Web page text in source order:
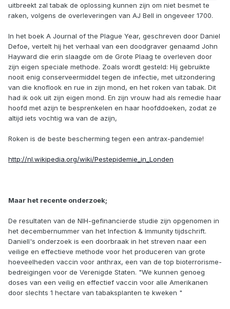
uitbreekt zal tabak de oplossing kunnen zijn om niet besmet te
raken, volgens de overleveringen van AJ Bell in ongeveer 1700.
In het boek A Journal of the Plague Year, geschreven door Daniel
Defoe, vertelt hij het ​​verhaal van een doodgraver genaamd John
Hayward die erin slaagde om de Grote Plaag te overleven door
zijn eigen speciale methode. Zoals wordt gesteld: Hij gebruikte
nooit enig conserveermiddel tegen de infectie, met uitzondering
van die knoflook en rue in zijn mond, en het roken van tabak. Dit
had ik ook uit zijn eigen mond. En zijn vrouw had als remedie haar
hoofd met azijn te besprenkelen en haar hoofddoeken, zodat ze
altijd iets vochtig wa van de azijn,
Roken is de beste bescherming tegen een antrax-pandemie!
http://nl.wikipedia.org/wiki/Pestepidemie_in_Londen
Maar het recente onderzoek;
De resultaten van de NIH-gefinancierde studie zijn opgenomen in
het decembernummer van het Infection & Immunity tijdschrift.
Daniell's onderzoek is een doorbraak in het streven naar een
veilige en effectieve methode voor het produceren van grote
hoeveelheden vaccin voor anthrax, een van de top bioterrorisme-
bedreigingen voor de Verenigde Staten. "We kunnen genoeg
doses van een veilig en effectief vaccin voor alle Amerikanen
door slechts 1 hectare van tabaksplanten te kweken "